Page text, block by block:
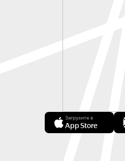
Загрузите в
App Store